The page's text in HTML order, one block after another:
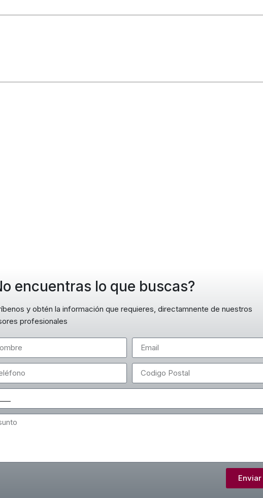
encuentras lo que buscas?
y obtén la información que requieres, directamnente de nuestros
profesionales
Enviar